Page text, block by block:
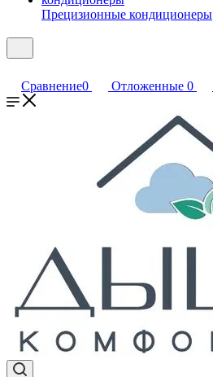
Прецизионные кондиционеры
Сравнение0 Отложенные 0